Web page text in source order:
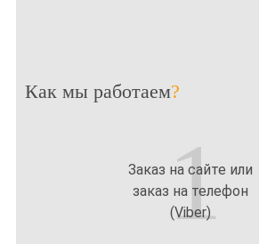
Как мы работаем?
1
Заказ на сайте или
заказ на телефон
(Viber)